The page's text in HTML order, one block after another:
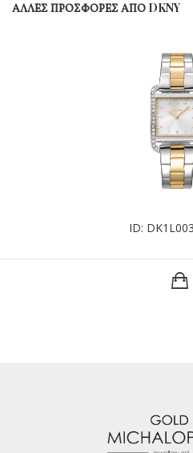
ΑΛΛΕΣ ΠΡΟΣΦΟΡΕΣ ΑΠΟ DKNY
ID: